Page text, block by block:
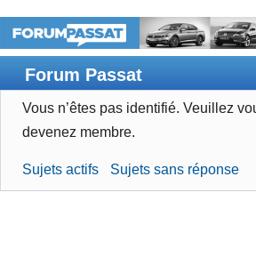
Forum Passat
Accueil
Devenir membre
Vous n’êtes pas identifié. Veuillez
devenez membre.
Sujets actifs Sujets sans réponse